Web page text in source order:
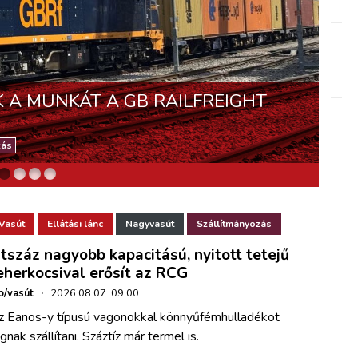
A MUNKÁT A GB RAILFREIGHT
NAGYSEBESSÉGŰ
ÁLLÁSA
A FINCANTIERIVEL A
ÓCEÁNJÁRÓHAJÓJÁRA
ELSŐ HATÁRELLENŐRZÖTT
KÖZÖTT
Ellátási lánc Nagyvasút Szállítmányozás
nagyobb kapacitású, nyitott tetejű
erősít az RCG
vasút · 2026.08.07. 09:00
Eanos-y típusú vagonokkal könnyűfémhulladékot
szállítani. Száztíz már termel is.